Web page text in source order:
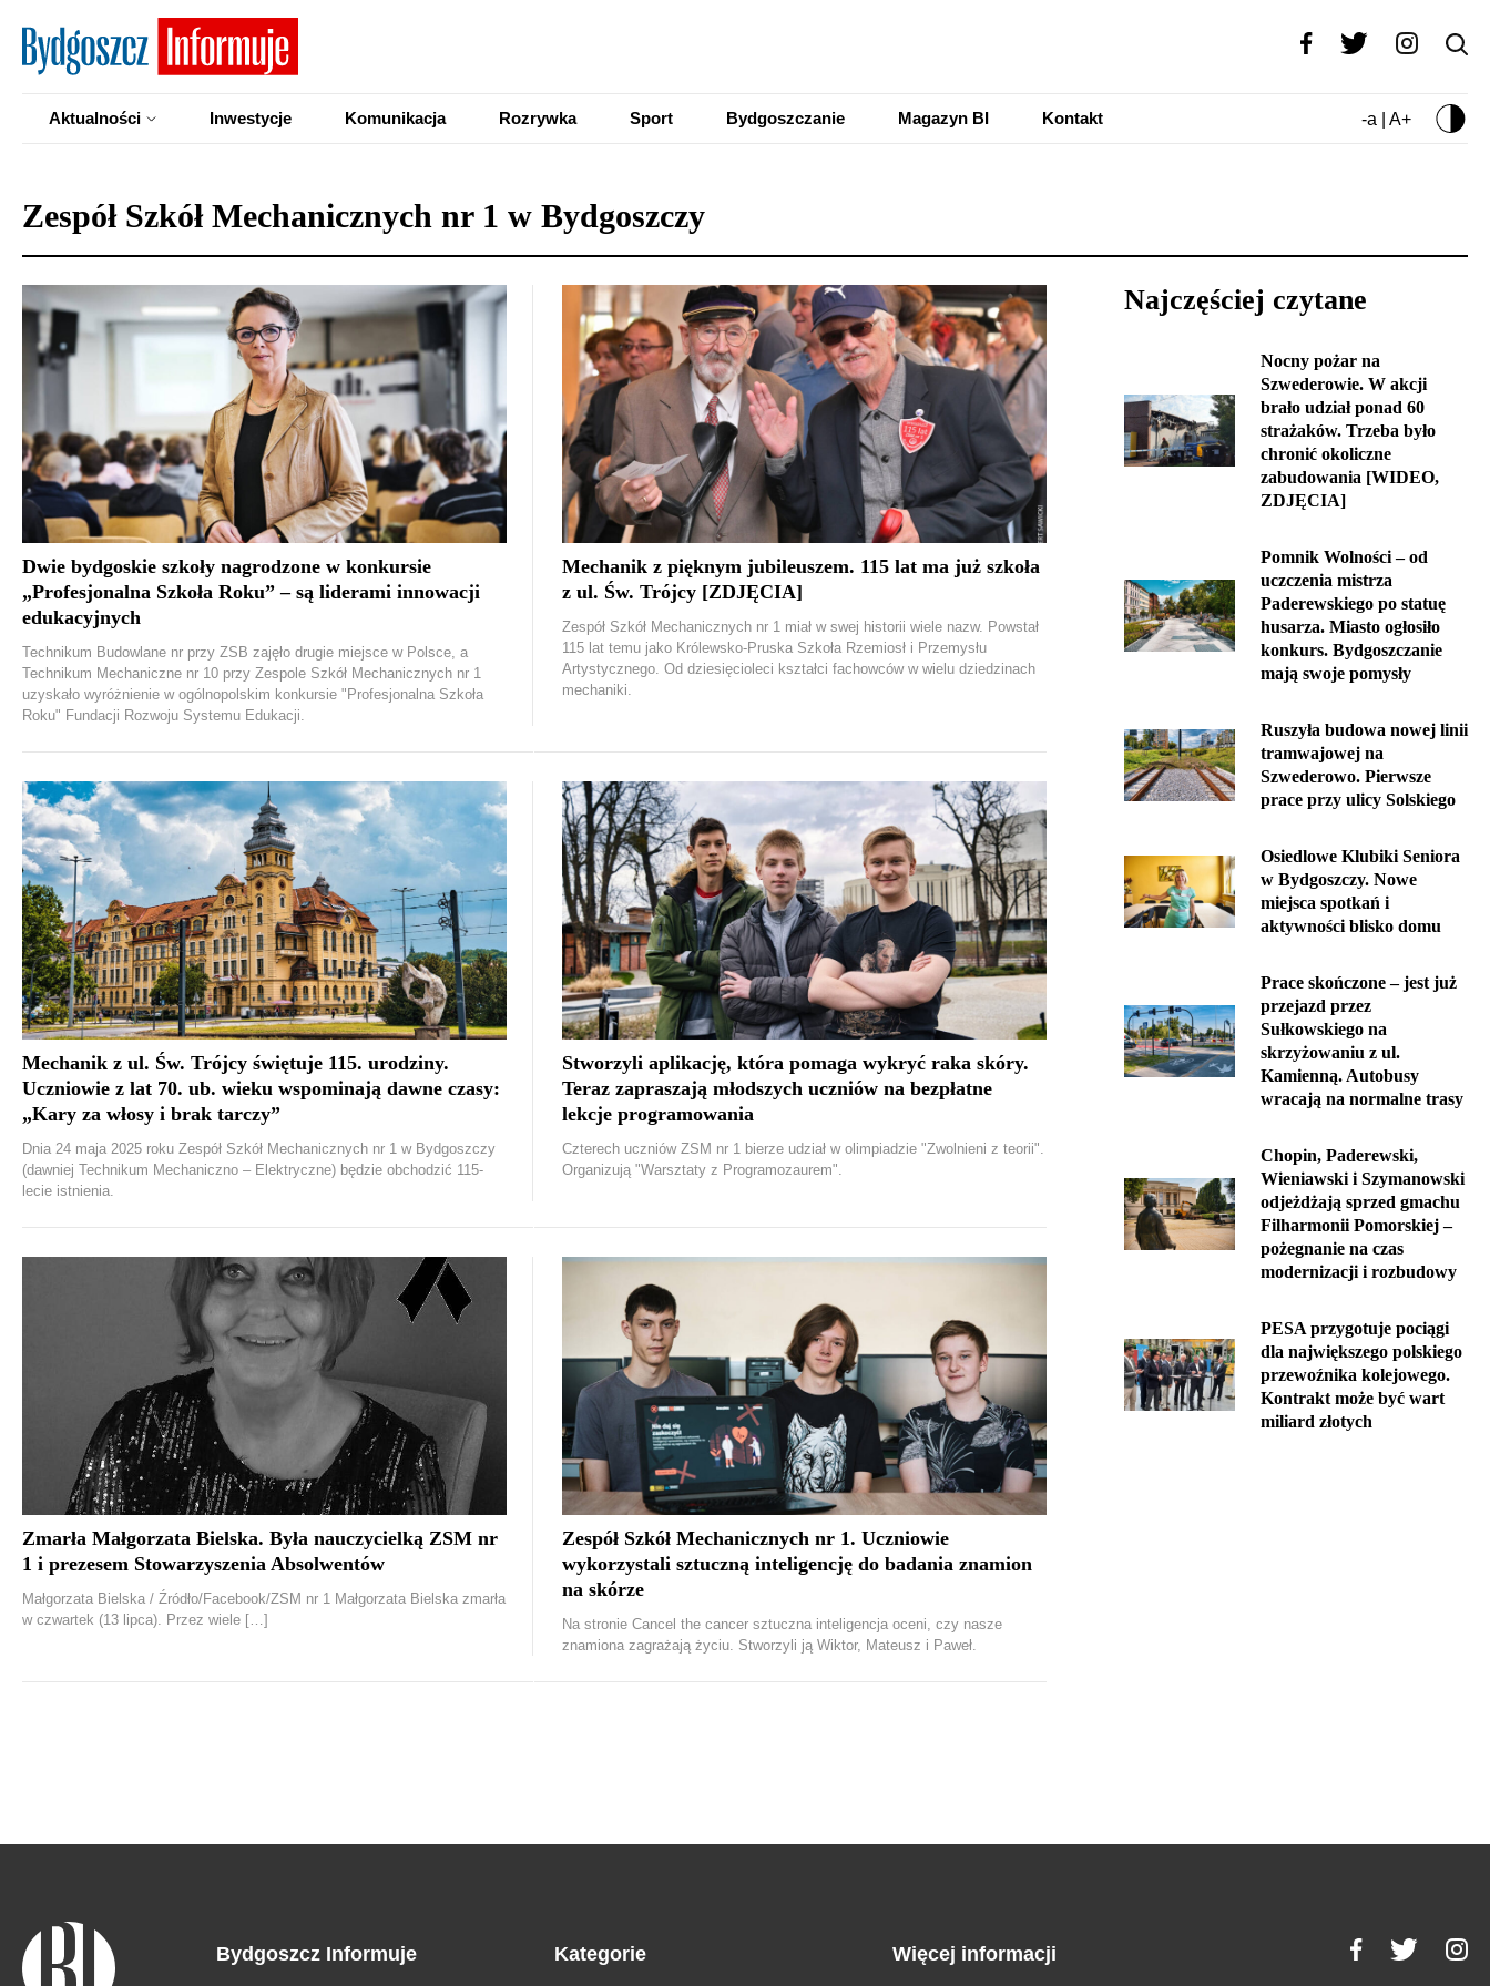
Aktualności Inwestycje Komunikacja Rozrywka Sport Bydgoszczanie Magazyn BI Kontakt -a | A+
Zespół Szkół Mechanicznych nr 1 w Bydgoszczy
Dwie bydgoskie szkoły nagrodzone w konkursie
„Profesjonalna Szkoła Roku” – są liderami innowacji
edukacyjnych
Technikum Budowlane nr przy ZSB zajęło drugie miejsce w Polsce, a
Technikum Mechaniczne nr 10 przy Zespole Szkół Mechanicznych nr 1
uzyskało wyróżnienie w ogólnopolskim konkursie "Profesjonalna Szkoła
Roku" Fundacji Rozwoju Systemu Edukacji.
Mechanik z pięknym jubileuszem. 115 lat ma już szkoła
z ul. Św. Trójcy [ZDJĘCIA]
Zespół Szkół Mechanicznych nr 1 miał w swej historii wiele nazw. Powstał
115 lat temu jako Królewsko-Pruska Szkoła Rzemiosł i Przemysłu
Artystycznego. Od dziesięcioleci kształci fachowców w wielu dziedzinach
mechaniki.
Mechanik z ul. Św. Trójcy świętuje 115. urodziny.
Uczniowie z lat 70. ub. wieku wspominają dawne czasy:
„Kary za włosy i brak tarczy”
Dnia 24 maja 2025 roku Zespół Szkół Mechanicznych nr 1 w Bydgoszczy
(dawniej Technikum Mechaniczno – Elektryczne) będzie obchodzić 115-
lecie istnienia.
Stworzyli aplikację, która pomaga wykryć raka skóry.
Teraz zapraszają młodszych uczniów na bezpłatne
lekcje programowania
Czterech uczniów ZSM nr 1 bierze udział w olimpiadzie "Zwolnieni z teorii".
Organizują "Warsztaty z Programozaurem".
Zmarła Małgorzata Bielska. Była nauczycielką ZSM nr
1 i prezesem Stowarzyszenia Absolwentów
Małgorzata Bielska / Źródło/Facebook/ZSM nr 1 Małgorzata Bielska zmarła
w czwartek (13 lipca). Przez wiele […]
Zespół Szkół Mechanicznych nr 1. Uczniowie
wykorzystali sztuczną inteligencję do badania znamion
na skórze
Na stronie Cancel the cancer sztuczna inteligencja oceni, czy nasze
znamiona zagrażają życiu. Stworzyli ją Wiktor, Mateusz i Paweł.
Najczęściej czytane
Nocny pożar na
Szwederowie. W akcji
brało udział ponad 60
strażaków. Trzeba było
chronić okoliczne
zabudowania [WIDEO,
ZDJĘCIA]
Pomnik Wolności – od
uczczenia mistrza
Paderewskiego po statuę
husarza. Miasto ogłosiło
konkurs. Bydgoszczanie
mają swoje pomysły
Ruszyła budowa nowej linii
tramwajowej na
Szwederowo. Pierwsze
prace przy ulicy Solskiego
Osiedlowe Klubiki Seniora
w Bydgoszczy. Nowe
miejsca spotkań i
aktywności blisko domu
Prace skończone – jest już
przejazd przez
Sułkowskiego na
skrzyżowaniu z ul.
Kamienną. Autobusy
wracają na normalne trasy
Chopin, Paderewski,
Wieniawski i Szymanowski
odjeżdżają sprzed gmachu
Filharmonii Pomorskiej –
pożegnanie na czas
modernizacji i rozbudowy
PESA przygotuje pociągi
dla największego polskiego
przewoźnika kolejowego.
Kontrakt może być wart
miliard złotych
Bydgoszcz Informuje Kategorie Więcej informacji